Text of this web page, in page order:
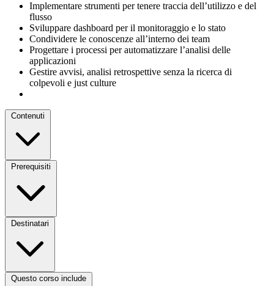
Implementare strumenti per tenere traccia dell’utilizzo e del
flusso
Sviluppare dashboard per il monitoraggio e lo stato
Condividere le conoscenze all’interno dei team
Progettare i processi per automatizzare l’analisi delle
applicazioni
Gestire avvisi, analisi retrospettive senza la ricerca di
colpevoli e just culture
Contenuti
Prerequisiti
Destinatari
Questo corso include